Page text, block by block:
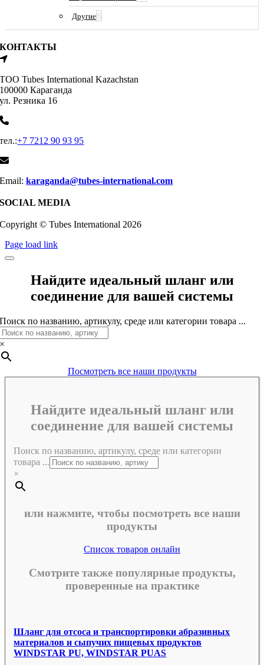
Другие6
КОНТАКТЫ
ТОО Tubes International Kazachstan
100000 Караганда
ул. Резника 16
тел.:+7 7212 90 93 95
Email:karaganda@tubes-international.com
SOCIAL MEDIA
Copyright © Tubes International 2026
Page load link
Найдите идеальный шланг или
соединение для вашей системы
Поиск по названию, артикулу, среде или категории товара ...
×
Посмотреть все наши продукты
Найдите идеальный шланг или
соединение для вашей системы
Поиск по названию, артикулу, среде или категории
товара ...
×
или нажмите, чтобы посмотреть все наши
продукты
Список товаров онлайн
Смотрите также популярные продукты,
проверенные на практике
Шланг для отсоса и транспортировки абразивных
материалов и сыпучих пищевых продуктов
WINDSTAR PU, WINDSTAR PUAS